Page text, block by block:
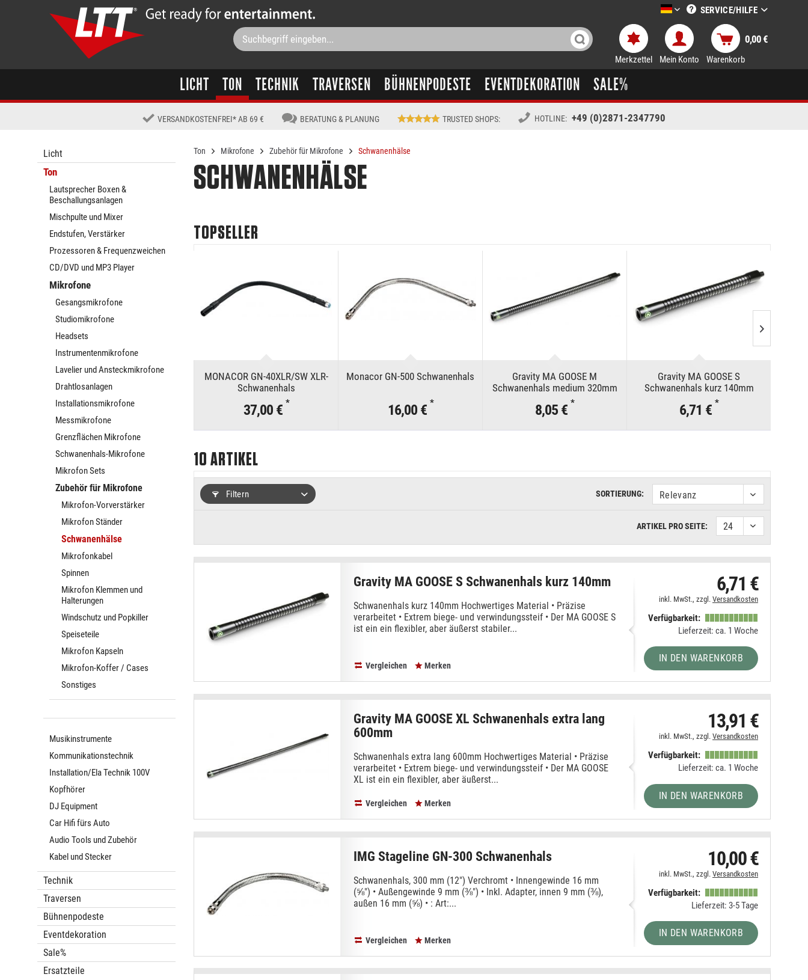
LTT-Versand deutsch
SERVICE/HILFE
Merkzettel Mein Konto Warenkorb
0,00 €
LICHT TON TECHNIK TRAVERSEN BÜHNENPODESTE EVENTDEKORATION SALE%
VERSANDKOSTENFREI* AB 69 € BERATUNG & PLANUNG TRUSTED SHOPS: HOTLINE: +49 (0)2871-2347790
Licht
Ton
Lautsprecher Boxen &
Beschallungsanlagen
Mischpulte und Mixer
Endstufen, Verstärker
Prozessoren & Frequenzweichen
CD/DVD und MP3 Player
Mikrofone
Gesangsmikrofone
Studiomikrofone
Headsets
Instrumentenmikrofone
Lavelier und Ansteckmikrofone
Drahtlosanlagen
Installationsmikrofone
Messmikrofone
Grenzflächen Mikrofone
Schwanenhals-Mikrofone
Mikrofon Sets
Zubehör für Mikrofone
Mikrofon-Vorverstärker
Mikrofon Ständer
Schwanenhälse
Mikrofonkabel
Spinnen
Mikrofon Klemmen und
Halterungen
Windschutz und Popkiller
Speiseteile
Mikrofon Kapseln
Mikrofon-Koffer / Cases
Sonstiges
Musikinstrumente
Kommunikationstechnik
Installation/Ela Technik 100V
Kopfhörer
DJ Equipment
Car Hifi fürs Auto
Audio Tools und Zubehör
Kabel und Stecker
Technik
Traversen
Bühnenpodeste
Eventdekoration
Sale%
Ersatzteile
Ton Mikrofone Zubehör für Mikrofone Schwanenhälse
SCHWANENHÄLSE
TOPSELLER
MONACOR GN-40XLR/SW XLR-
Schwanenhals
37,00 € *
Monacor GN-500 Schwanenhals
16,00 € *
Gravity MA GOOSE M
Schwanenhals medium 320mm
8,05 € *
Gravity MA GOOSE S
Schwanenhals kurz 140mm
6,71 € *
10 ARTIKEL
Filtern SORTIERUNG:
ARTIKEL PRO SEITE:
Vergleichen Merken
Gravity MA GOOSE S Schwanenhals kurz 140mm
Schwanenhals kurz 140mm Hochwertiges Material • Präzise
verarbeitet • Extrem biege- und verwindungssteif • Der MA GOOSE S
ist ein ein flexibler, aber äußerst stabiler...
6,71 €
inkl. MwSt., zzgl. Versandkosten
Verfügbarkeit:
Lieferzeit: ca. 1 Woche
IN DEN WARENKORB
Vergleichen Merken
Gravity MA GOOSE XL Schwanenhals extra lang
600mm
Schwanenhals extra lang 600mm Hochwertiges Material • Präzise
verarbeitet • Extrem biege- und verwindungssteif • Der MA GOOSE
XL ist ein ein flexibler, aber äußerst...
13,91 €
inkl. MwSt., zzgl. Versandkosten
Verfügbarkeit:
Lieferzeit: ca. 1 Woche
IN DEN WARENKORB
Vergleichen Merken
IMG Stageline GN-300 Schwanenhals
Schwanenhals, 300 mm (12") Verchromt • Innengewinde 16 mm
(⅝") • Außengewinde 9 mm (⅜") • Inkl. Adapter, innen 9 mm (⅜),
außen 16 mm (⅝) • : Art:...
10,00 €
inkl. MwSt., zzgl. Versandkosten
Verfügbarkeit:
Lieferzeit: 3-5 Tage
IN DEN WARENKORB